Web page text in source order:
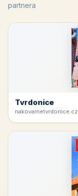
partnera
Tvrdonice
nakovarnetvrdonice.cz